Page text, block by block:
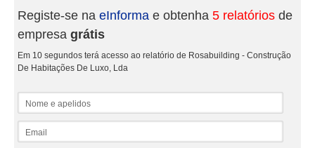
Registe-se na eInforma e obtenha 5 relatórios de
empresa grátis
Em 10 segundos terá acesso ao relatório de Rosabuilding - Construção
De Habitações De Luxo, Lda